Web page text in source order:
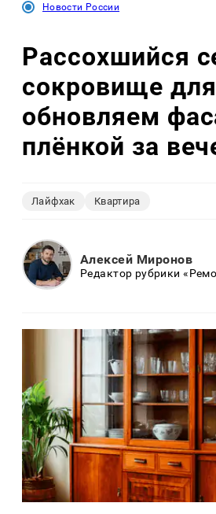
Новости России
Рассохшийся
сокровище
обновляем
плёнкой за
Лайфхак Квартира
Алексей Миронов
Редактор рубрики